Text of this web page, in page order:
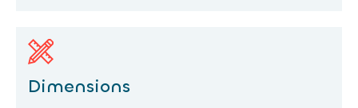
Dimensions